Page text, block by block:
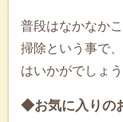
普段はなかなか
掃除という事で
はいかがでしょう
◆お気に入りの